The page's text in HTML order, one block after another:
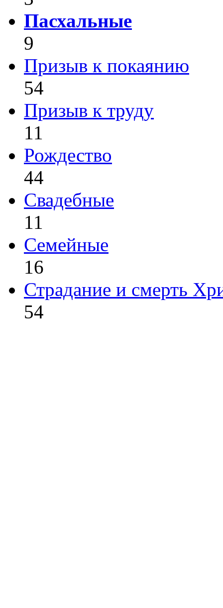
Пасхальные
9
Призыв к покаянию
54
Призыв к труду
11
Рождество
44
Свадебные
11
Семейные
16
Страдание и смерть
54